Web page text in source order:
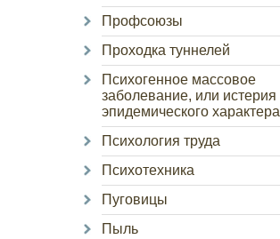
Профсоюзы
Проходка туннелей
Психогенное массовое
заболевание, или истерия
эпидемического характера
Психология труда
Психотехника
Пуговицы
Пыль